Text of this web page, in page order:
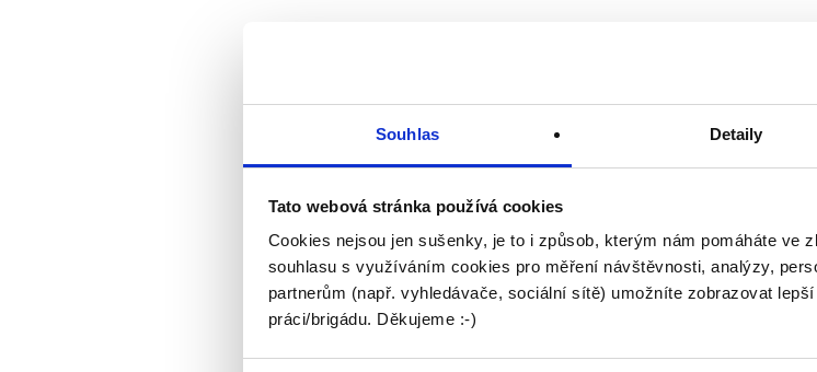
Souhlas Detaily
Tato webová stránka používá cookies
Cookies nejsou jen sušenky, je to i způsob, kterým nám pomáháte ve
souhlasu s využíváním cookies pro měření návštěvnosti, analýzy,
partnerům (např. vyhledávače, sociální sítě) umožníte zobrazovat
práci/brigádu. Děkujeme :-)